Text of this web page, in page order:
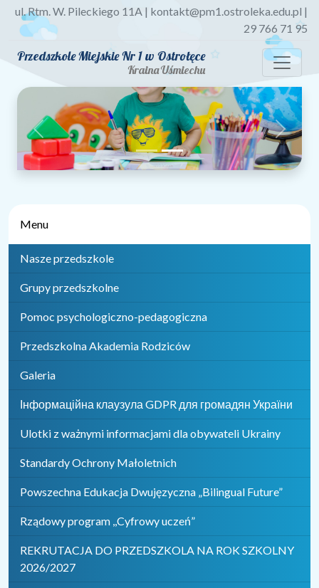
ul. Rtm. W. Pileckiego 11A | kontakt@pm1.ostroleka.edu.pl |
29 766 71 95
Przedszkole Miejskie Nr 1 w Ostrołęce
Kraina Uśmiechu
Previous Next
Menu
Nasze przedszkole
Grupy przedszkolne
Pomoc psychologiczno-pedagogiczna
Przedszkolna Akademia Rodziców
Galeria
Інформаційна клаузула GDPR для громадян України
Ulotki z ważnymi informacjami dla obywateli Ukrainy
Standardy Ochrony Małoletnich
Powszechna Edukacja Dwujęzyczna „Bilingual Future”
Rządowy program ,,Cyfrowy uczeń”
REKRUTACJA DO PRZEDSZKOLA NA ROK SZKOLNY
2026/2027